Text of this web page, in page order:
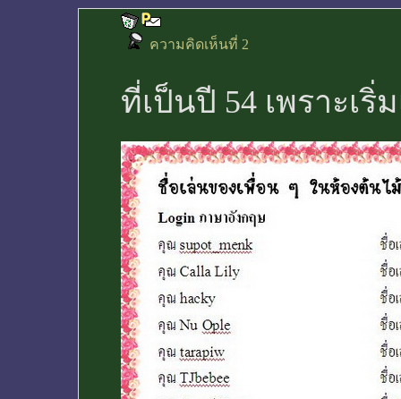
ความคิดเห็นที่ 2
ที่เป็นปี 54 เพราะเริ่